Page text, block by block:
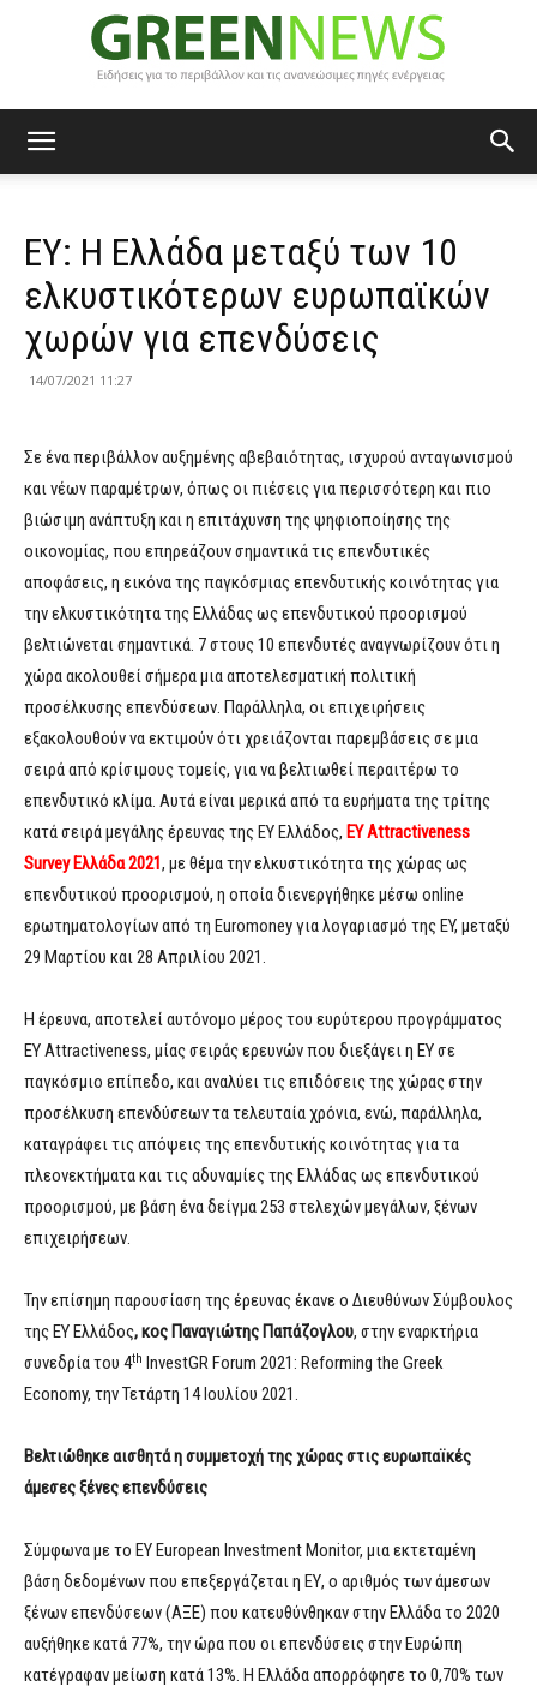
News
ΕΥ: Η Ελλάδα μεταξύ των 10
ελκυστικότερων ευρωπαϊκών
χωρών για επενδύσεις
14/07/2021 11:27
Σε ένα περιβάλλον αυξημένης αβεβαιότητας, ισχυρού ανταγωνισμού
και νέων παραμέτρων, όπως οι πιέσεις για περισσότερη και πιο
βιώσιμη ανάπτυξη και η επιτάχυνση της ψηφιοποίησης της
οικονομίας, που επηρεάζουν σημαντικά τις επενδυτικές
αποφάσεις, η εικόνα της παγκόσμιας επενδυτικής κοινότητας για
την ελκυστικότητα της Ελλάδας ως επενδυτικού προορισμού
βελτιώνεται σημαντικά. 7 στους 10 επενδυτές αναγνωρίζουν ότι η
χώρα ακολουθεί σήμερα μια αποτελεσματική πολιτική
προσέλκυσης επενδύσεων. Παράλληλα, οι επιχειρήσεις
εξακολουθούν να εκτιμούν ότι χρειάζονται παρεμβάσεις σε μια
σειρά από κρίσιμους τομείς, για να βελτιωθεί περαιτέρω το
επενδυτικό κλίμα. Αυτά είναι μερικά από τα ευρήματα της τρίτης
κατά σειρά μεγάλης έρευνας της ΕΥ Ελλάδος, EYAttractiveness
SurveyΕλλάδα 2021, με θέμα την ελκυστικότητα της χώρας ως
επενδυτικού προορισμού, η οποία διενεργήθηκε μέσω online
ερωτηματολογίων από τη Euromoney για λογαριασμό της EY, μεταξύ
29 Μαρτίου και 28 Απριλίου 2021.
Η έρευνα, αποτελεί αυτόνομο μέρος του ευρύτερου προγράμματος
EY Attractiveness, μίας σειράς ερευνών που διεξάγει η ΕΥ σε
παγκόσμιο επίπεδο, και αναλύει τις επιδόσεις της χώρας στην
προσέλκυση επενδύσεων τα τελευταία χρόνια, ενώ, παράλληλα,
καταγράφει τις απόψεις της επενδυτικής κοινότητας για τα
πλεονεκτήματα και τις αδυναμίες της Ελλάδας ως επενδυτικού
προορισμού, με βάση ένα δείγμα 253 στελεχών μεγάλων, ξένων
επιχειρήσεων.
Την επίσημη παρουσίαση της έρευνας έκανε ο Διευθύνων Σύμβουλος
της ΕΥ Ελλάδος, κος Παναγιώτης Παπάζογλου, στην εναρκτήρια
συνεδρία του 4th InvestGR Forum 2021: Reforming the Greek
Economy, την Τετάρτη 14 Ιουλίου 2021.
Βελτιώθηκε αισθητά η συμμετοχή της χώρας στις ευρωπαϊκές
άμεσες ξένες επενδύσεις
Σύμφωνα με το ΕΥ European Investment Monitor, μια εκτεταμένη
βάση δεδομένων που επεξεργάζεται η ΕΥ, ο αριθμός των άμεσων
ξένων επενδύσεων (ΑΞΕ) που κατευθύνθηκαν στην Ελλάδα το 2020
αυξήθηκε κατά 77%, την ώρα που οι επενδύσεις στην Ευρώπη
κατέγραφαν μείωση κατά 13%. Η Ελλάδα απορρόφησε το 0,70% των